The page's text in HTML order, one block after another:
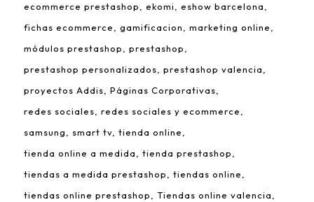
ecommerce prestashop
ekomi
eshow barcelona
fichas ecommerce
gamificacion
marketing online
módulos prestashop
prestashop
prestashop personalizados
prestashop valencia
proyectos Addis
Páginas Corporativas
redes sociales
redes sociales y ecommerce
samsung
smart tv tienda online
tienda online a medida
tienda prestashop
tiendas a medida prestashop
tiendas online
tiendas online prestashop
Tiendas online valencia